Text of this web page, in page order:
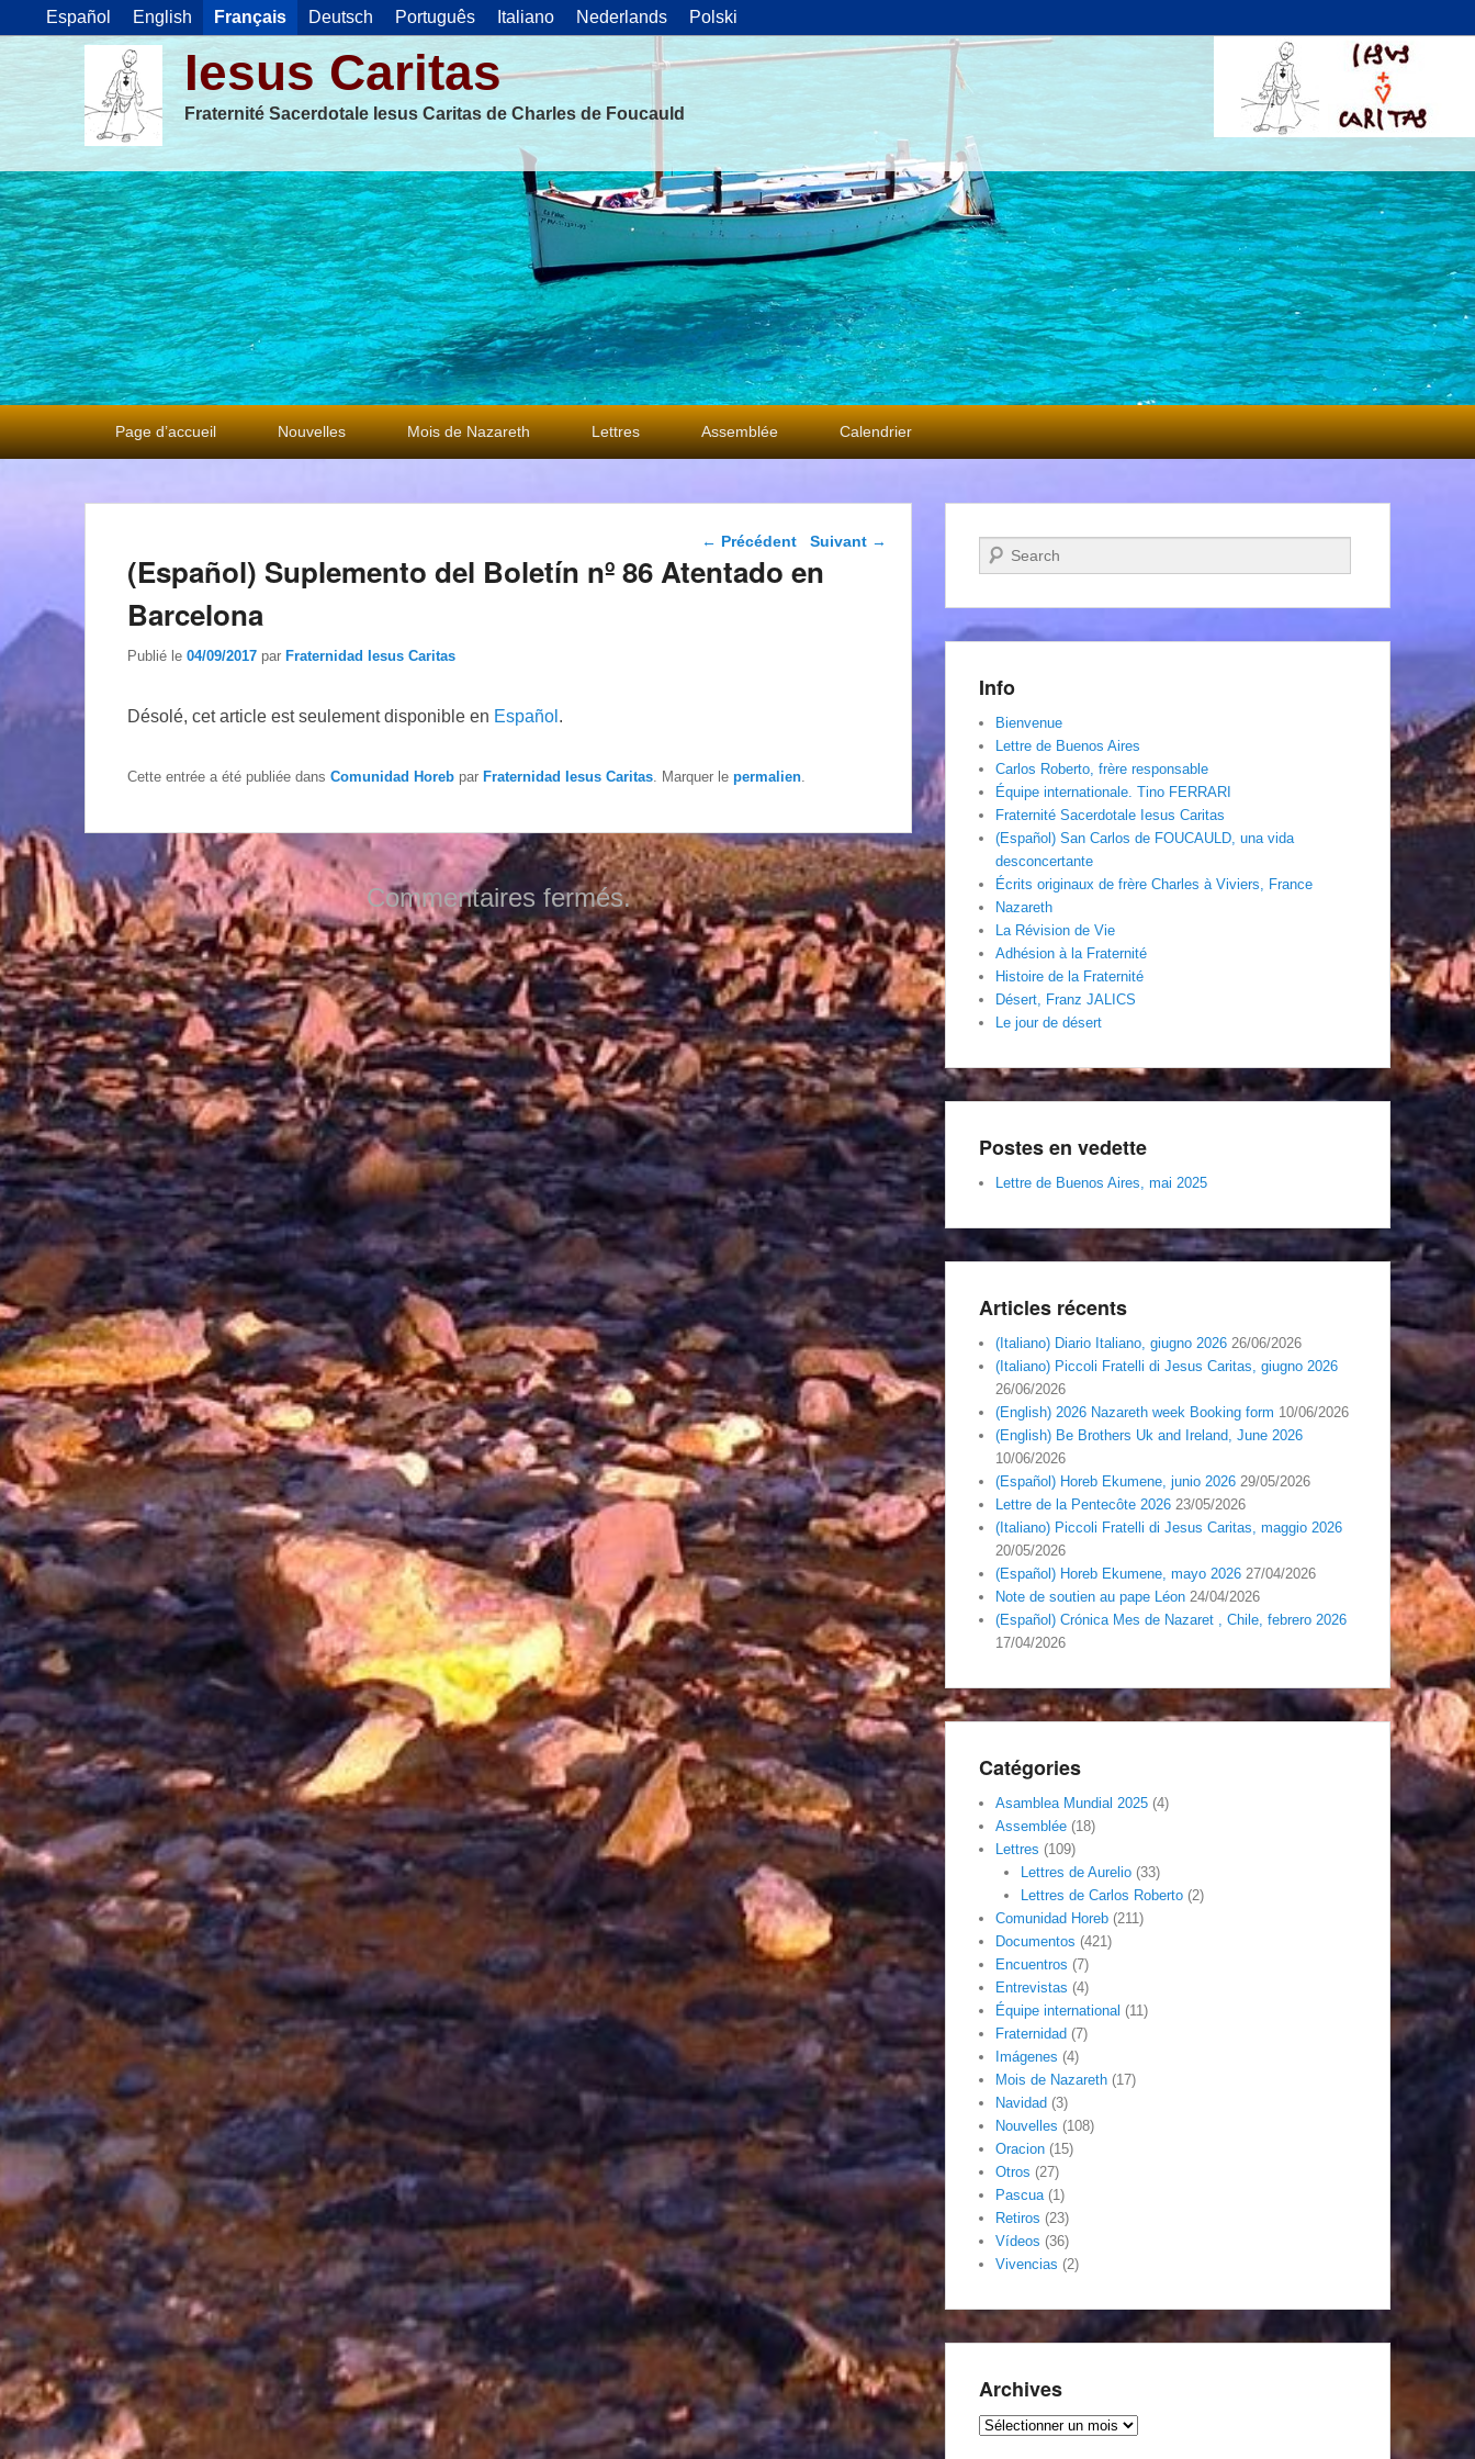
Español English Français Deutsch Português Italiano Nederlands Polski
Iesus Caritas
Fraternité Sacerdotale Iesus Caritas de Charles de Foucauld
Premier
menu
Page d’accueil Nouvelles Mois de Nazareth Lettres Assemblée Calendrier
Navigation dans les
← Précédent Suivant →
(Español) Suplemento del Boletín nº 86 Atentado en
Barcelona
Publié le 04/09/2017 par Fraternidad Iesus Caritas
Désolé, cet article est seulement disponible en Español .
Cette entrée a été publiée dans Comunidad Horeb par Fraternidad Iesus Caritas . Marquer le permalien
Commentaires fermés.
Recherche
Info
Bienvenue
Lettre de Buenos Aires
Carlos Roberto, frère responsable
Équipe internationale. Tino FERRARI
Fraternité Sacerdotale Iesus Caritas
(Español) San Carlos de FOUCAULD, una vida
desconcertante
Écrits originaux de frère Charles à Viviers, France
Nazareth
La Révision de Vie
Adhésion à la Fraternité
Histoire de la Fraternité
Désert, Franz JALICS
Le jour de désert
Postes en vedette
Lettre de Buenos Aires, mai 2025
Articles récents
(Italiano) Diario Italiano, giugno 2026 26/06/2026
(Italiano) Piccoli Fratelli di Jesus Caritas, giugno 2026
26/06/2026
(English) 2026 Nazareth week Booking form 10/06/2026
(English) Be Brothers Uk and Ireland, June 2026
10/06/2026
(Español) Horeb Ekumene, junio 2026 29/05/2026
Lettre de la Pentecôte 2026 23/05/2026
(Italiano) Piccoli Fratelli di Jesus Caritas, maggio 2026
20/05/2026
(Español) Horeb Ekumene, mayo 2026 27/04/2026
Note de soutien au pape Léon 24/04/2026
(Español) Crónica Mes de Nazaret , Chile, febrero 2026
17/04/2026
Catégories
Asamblea Mundial 2025 (4)
Assemblée (18)
Lettres (109)
Lettres de Aurelio(33)
Lettres de Carlos Roberto(2)
Comunidad Horeb (211)
Documentos (421)
Encuentros (7)
Entrevistas (4)
Équipe international (11)
Fraternidad (7)
Imágenes (4)
Mois de Nazareth (17)
Navidad (3)
Nouvelles (108)
Oracion (15)
Otros (27)
Pascua(1)
Retiros (23)
Vídeos (36)
Vivencias (2)
Archives
Archives